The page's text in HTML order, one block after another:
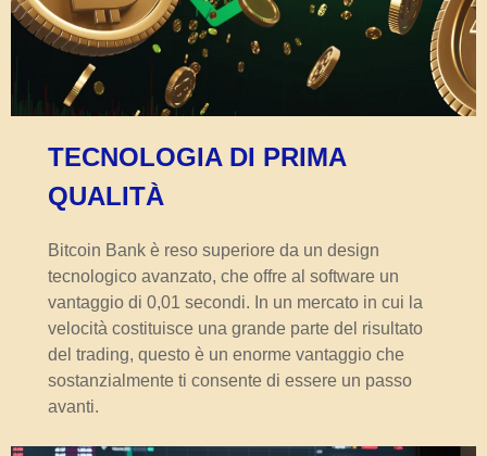
TECNOLOGIA DI PRIMA
QUALITÀ
Bitcoin Bank è reso superiore da un design
tecnologico avanzato, che offre al software un
vantaggio di 0,01 secondi. In un mercato in cui la
velocità costituisce una grande parte del risultato
del trading, questo è un enorme vantaggio che
sostanzialmente ti consente di essere un passo
avanti.